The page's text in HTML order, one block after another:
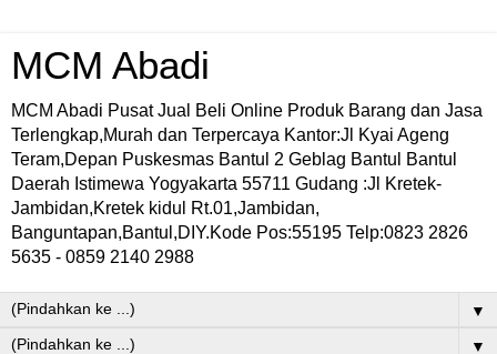
MCM Abadi
MCM Abadi Pusat Jual Beli Online Produk Barang dan Jasa
Terlengkap,Murah dan Terpercaya Kantor:Jl Kyai Ageng
Teram,Depan Puskesmas Bantul 2 Geblag Bantul Bantul
Daerah Istimewa Yogyakarta 55711 Gudang :Jl Kretek-
Jambidan,Kretek kidul Rt.01,Jambidan,
Banguntapan,Bantul,DIY.Kode Pos:55195 Telp:0823 2826
5635 - 0859 2140 2988
▼
▼